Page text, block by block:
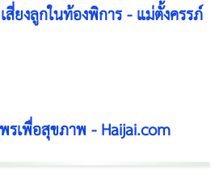
ยงลูกในท้องพิการ - แม่ตั้งครรภ์
เพื่อสุขภาพ - Haijai.com